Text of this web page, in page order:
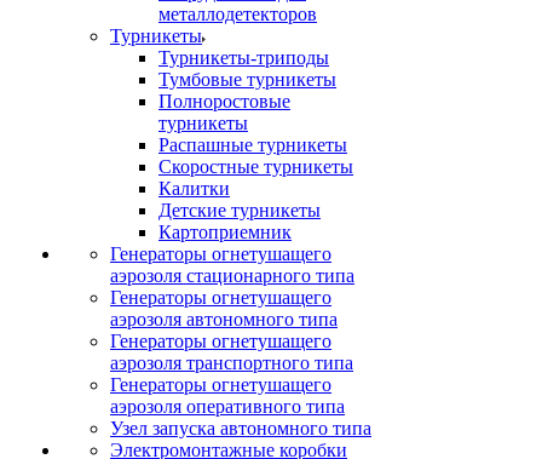
металлодетекторов
Турникеты
Турникеты-триподы
Тумбовые турникеты
Полноростовые
турникеты
Распашные турникеты
Скоростные турникеты
Калитки
Детские турникеты
Картоприемник
Генераторы огнетушащего
аэрозоля стационарного типа
Генераторы огнетушащего
аэрозоля автономного типа
Генераторы огнетушащего
аэрозоля транспортного типа
Генераторы огнетушащего
аэрозоля оперативного типа
Узел запуска автономного типа
Электромонтажные коробки